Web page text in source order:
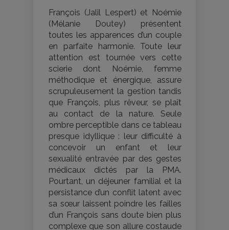
François (Jalil Lespert) et Noémie
(Mélanie Doutey) présentent
toutes les apparences d’un couple
en parfaite harmonie. Toute leur
attention est tournée vers cette
scierie dont Noémie, femme
méthodique et énergique, assure
scrupuleusement la gestion tandis
que François, plus rêveur, se plaît
au contact de la nature. Seule
ombre perceptible dans ce tableau
presque idyllique : leur difficulté à
concevoir un enfant et leur
sexualité entravée par des gestes
médicaux dictés par la PMA.
Pourtant, un déjeuner familial et la
persistance d’un conflit latent avec
sa sœur laissent poindre les failles
d’un François sans doute bien plus
complexe que son allure costaude